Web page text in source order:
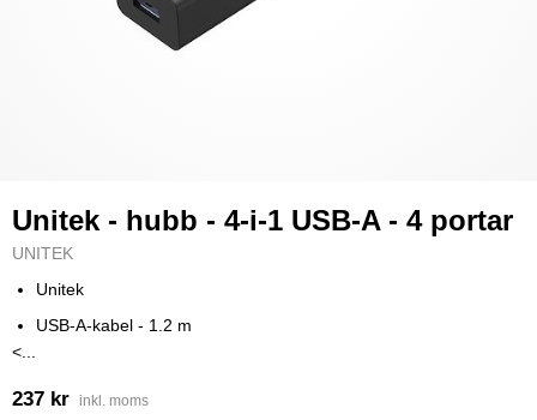
Unitek - hubb - 4-i-1 USB-A - 4 portar
UNITEK
Unitek
USB-A-kabel - 1.2 m
<...
237 kr inkl. moms